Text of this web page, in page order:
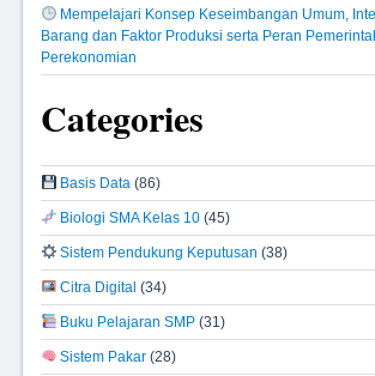
Mempelajari Konsep Keseimbangan Umum,
Barang dan Faktor Produksi serta Peran
Perekonomian
Categories
Basis Data (86)
Biologi SMA Kelas 10 (45)
Sistem Pendukung Keputusan (38)
Citra Digital (34)
Buku Pelajaran SMP (31)
Sistem Pakar (28)